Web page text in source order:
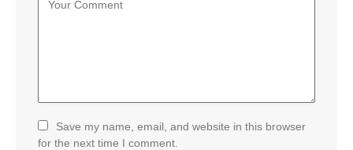
Save my name, email, and website in this browser
for the next time I comment.